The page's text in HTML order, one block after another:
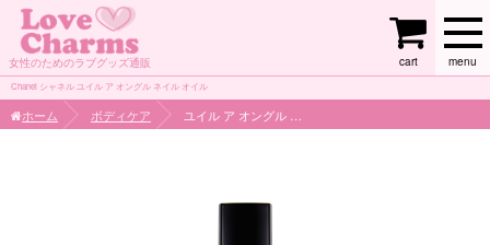
女性のためのラブグッズ通販 menu
cart
Chanel シャネル ユイル ア オングル ネイル オイル
ホーム ボディケア